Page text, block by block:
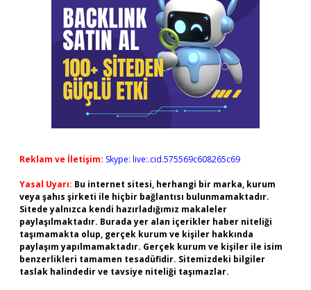
Reklam ve İletişim: Skype: live:.cid.575569c608265c69
Yasal Uyarı: Bu internet sitesi, herhangi bir marka, kurum
veya şahıs şirketi ile hiçbir bağlantısı bulunmamaktadır.
Sitede yalnızca kendi hazırladığımız makaleler
paylaşılmaktadır. Burada yer alan içerikler haber niteliği
taşımamakta olup, gerçek kurum ve kişiler hakkında
paylaşım yapılmamaktadır. Gerçek kurum ve kişiler ile isim
benzerlikleri tamamen tesadüfidir. Sitemizdeki bilgiler
taslak halindedir ve tavsiye niteliği taşımazlar.